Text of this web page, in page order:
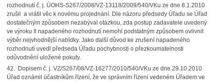
rozhodnutí č. j. ÚOHS-S267/2008/VZ-13118/2009/540/VKu ze dne 8.1.2010
zrušil a vrátil věc k novému projednání. Dle názoru předsedy Úřadu se Úřad
dostatečným způsobem nezabýval otázkou, zda postup zadavatele uvedený
ve výroku II napadeného rozhodnutí nemohl podstatným způsobem ovlivnit
výběr nejvhodnější nabídky. Jako další důvod ke zrušení napadeného
rozhodnutí uvedl předseda Úřadu pochybnosti o přezkoumatelnosti
odůvodnění uložené pokuty.
42. Dopisem č. j. VZ/S267/08/VZ-16277/2010/540/VKu ze dne 29.10.2010
Úřad oznámil účastníkům řízení, že ve správním řízení vedeném Úřadem ve